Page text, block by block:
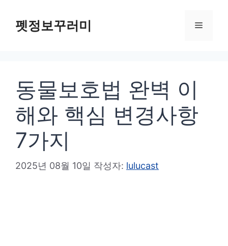
펫정보꾸러미 메
동물보호법 완벽 이
해와 핵심 변경사항
7가지
2025년 08월 10일 작성자: lulucast